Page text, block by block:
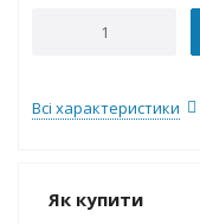
Всі характеристики
Як купити